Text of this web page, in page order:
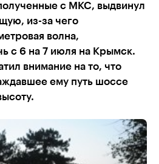
с МКС, выдвинул
из-за чего
волна,
с 6 на 7 июля на Крымск.
внимание на то, что
ему путь шоссе